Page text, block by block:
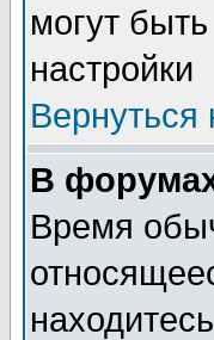
могут
настройки
Вернуться
В
Время